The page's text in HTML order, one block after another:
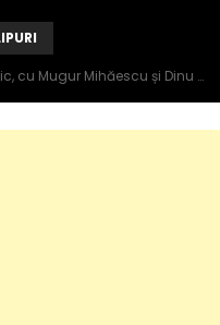
Zâmbetul Democrației: Talk Show Politic, cu Mugur Mihăescu și Dinu Popescu